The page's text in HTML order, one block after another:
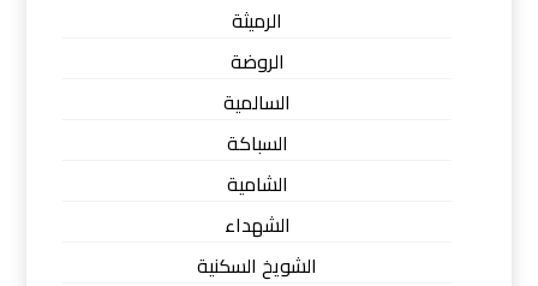
الرميثة
الروضة
السالمية
السباكة
الشامية
الشهداء
الشويخ السكنية